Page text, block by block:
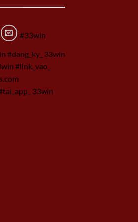
#33win
#dang_ky_ 33win
#link_vao_
33win